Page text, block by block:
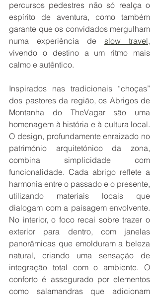
percursos pedestres não só realça o
espírito de aventura, como também
garante que os convidados mergulham
numa experiência de slow travel,
vivendo o destino a um ritmo mais
calmo e autêntico.
Inspirados nas tradicionais “choças”
dos pastores da região, os Abrigos de
Montanha do TheVagar são uma
homenagem à história e à cultura local.
O design, profundamente enraizado no
património arquitetónico da zona,
combina simplicidade com
funcionalidade. Cada abrigo reflete a
harmonia entre o passado e o presente,
utilizando materiais locais que
dialogam com a paisagem envolvente.
No interior, o foco recai sobre trazer o
exterior para dentro, com janelas
panorâmicas que emolduram a beleza
natural, criando uma sensação de
integração total com o ambiente. O
conforto é assegurado por elementos
como salamandras que adicionam